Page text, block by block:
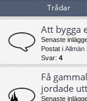
Trådar
Att bygga
Senaste
Postat i Allmän
Svar: 4
Få
jordade
Senaste